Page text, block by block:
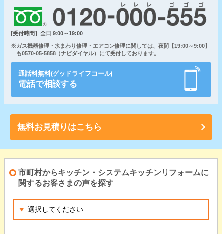
[受付時間］全日 9:00～19:00
※ガス機器修理・水まわり修理・エアコン修理に関しては、夜間【19:00～9:00】
も0570-05-5858（ナビダイヤル）にて受付しております。
通話料無料(グッドライフコール)
電話で相談する
無料お見積りはこちら
市町村からキッチン・システムキッチンリフォームに
関するお客さまの声を探す